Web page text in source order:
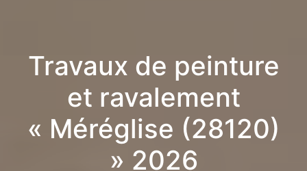
Travaux de peinture
et ravalement
« Méréglise (28120)
» 2026